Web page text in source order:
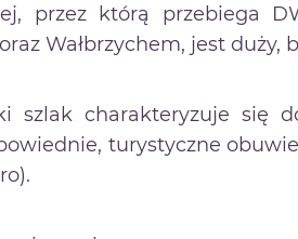
przez którą przebiega
Wałbrzychem, jest duży,
szlak charakteryzuje się
turystyczne